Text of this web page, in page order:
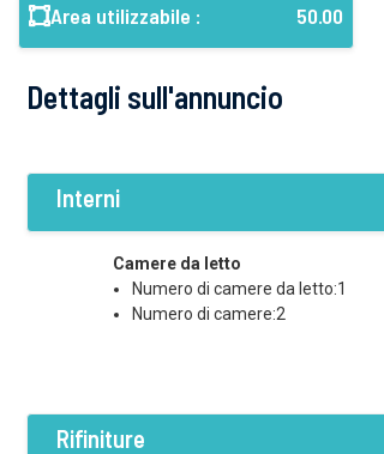
Area utilizzabile : 50.00
Dettagli sull'annuncio
Interni
Camere da letto
Numero di camere da letto:1
Numero di camere:2
Rifiniture